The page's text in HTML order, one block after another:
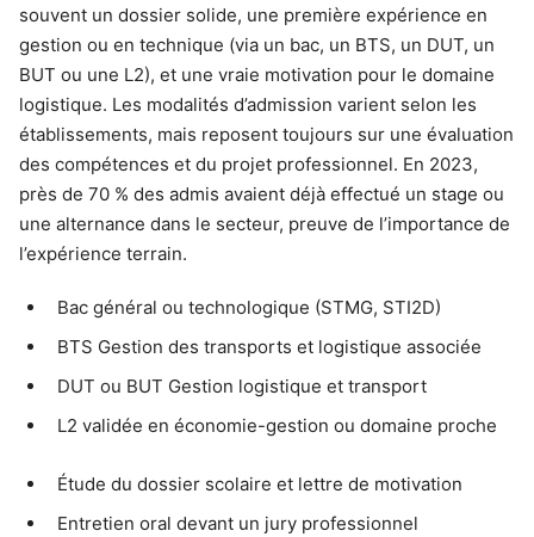
souvent un dossier solide, une première expérience en
gestion ou en technique (via un bac, un BTS, un DUT, un
BUT ou une L2), et une vraie motivation pour le domaine
logistique. Les modalités d’admission varient selon les
établissements, mais reposent toujours sur une évaluation
des compétences et du projet professionnel. En 2023,
près de 70 % des admis avaient déjà effectué un stage ou
une alternance dans le secteur, preuve de l’importance de
l’expérience terrain.
Bac général ou technologique (STMG, STI2D)
BTS Gestion des transports et logistique associée
DUT ou BUT Gestion logistique et transport
L2 validée en économie-gestion ou domaine proche
Étude du dossier scolaire et lettre de motivation
Entretien oral devant un jury professionnel